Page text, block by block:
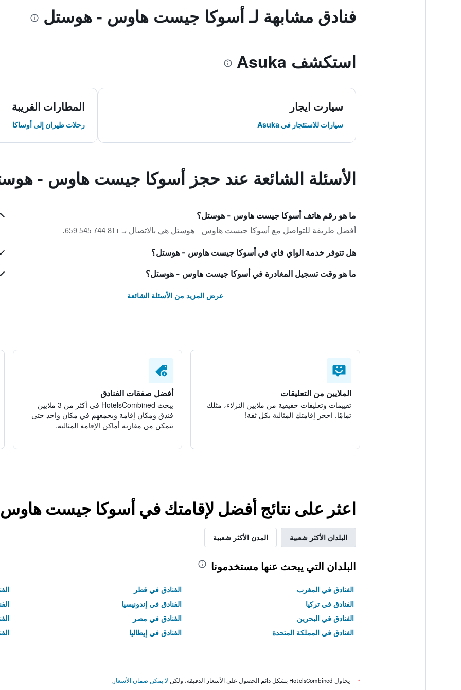
فنادق مشابهة لـ أسوكا جيست هاوس - هوستل
استكشف Asuka
سيارت ايجار
سيارات للاستئجار في Asuka
المطارات القريبة
رحلات طيران إلى أوساكا
الأسئلة الشائعة عند حجز أسوكا جيست هاوس -
ما هو رقم هاتف أسوكا جيست هاوس - هوستل؟
أفضل طريقة للتواصل مع أسوكا جيست هاوس - هوستل هي بالاتصال بـ +81 744 545 659.
هل تتوفر خدمة الواي فاي في أسوكا جيست هاوس - هوستل؟
ما هو وقت تسجيل المغادرة في أسوكا جيست هاوس - هوستل؟
عرض المزيد من الأسئلة الشائعة
الملايين من التعليقات
تقييمات وتعليقات حقيقية من ملايين النزلاء، مثلك
تمامًا. احجز إقامتك المثالية بكل ثقة!
أفضل صفقات الفنادق
يبحث HotelsCombined في أكثر من 3 ملايين
فندق ومكان إقامة ويجمعهم في مكان واحد حتى
تتمكن من مقارنة أماكن الإقامة المثالية.
اعثر على نتائج أفضل لإقامتك في أسوكا جيست
البلدان الأكثر شعبية المدن الأكثر شعبية
البلدان التي يبحث عنها مستخدمونا
الفنادق في المغرب الفنادق في قطر
الفنادق في تركيا
الفنادق في إندونيسيا
الفنادق في البحرين
الفنادق في مصر
الفنادق في المملكة المتحدة
الفنادق في إيطاليا
* يحاول HotelsCombined بشكل دائم الحصول على الأسعار الدقيقة، ولكن لا يمكن ضمان الأسعار.